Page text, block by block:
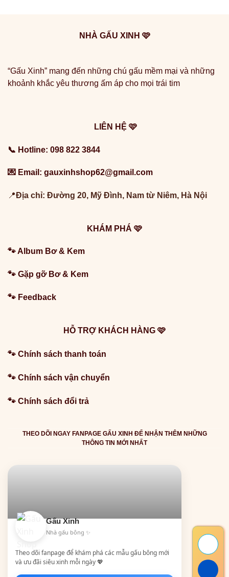
NHÀ GẤU XINH 🩷
“Gấu Xinh” mang đến những chú gấu mềm mại và những
khoảnh khắc yêu thương ấm áp cho mọi trái tim
LIÊN HỆ 🩷
📞 Hotline: 098 822 3844
💌 Email: gauxinhshop62@gmail.com
📍Địa chỉ: Đường 20, Mỹ Đình, Nam từ Niêm, Hà Nội
KHÁM PHÁ 🩷
🐾Album Bơ & Kem
🐾 Gặp gỡ Bơ & Kem
🐾 Feedback
HỖ TRỢ KHÁCH HÀNG 🩷
🐾 Chính sách thanh toán
🐾 Chính sách vận chuyển
🐾 Chính sách đổi trả
THEO DÕI NGAY FANPAGE GẤU XINH ĐỂ NHẬN THÊM NHỮNG
THÔNG TIN MỚI NHẤT
Gấu Xinh
Nhà gấu bông ✨
Theo dõi fanpage để khám phá các mẫu gấu bông mới
và ưu đãi siêu xinh mỗi ngày 💖